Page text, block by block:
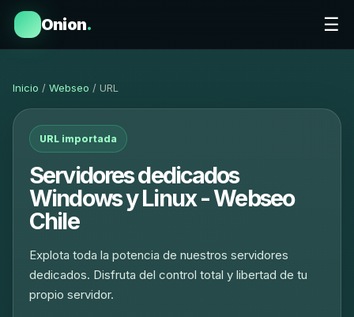
Onion. ☰
Inicio / Webseo / URL
URL importada
Servidores dedicados
Windows y Linux - Webseo
Chile
Explota toda la potencia de nuestros servidores
dedicados. Disfruta del control total y libertad de tu
propio servidor.